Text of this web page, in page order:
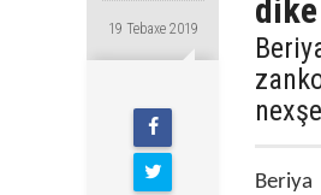
19 Tebaxe 2019
dike